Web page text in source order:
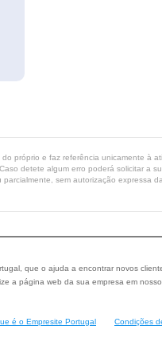
próprio e faz referência unicamente à
detete algum erro poderá solicitar a
sem autorização expressa
que o ajuda a encontrar novos
a página web da sua empresa em
é o Empresite Portugal Condições